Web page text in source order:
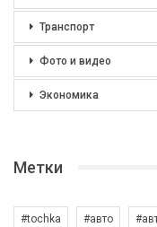
Транспорт
Фото и видео
Экономика
Метки
#tochka #авто